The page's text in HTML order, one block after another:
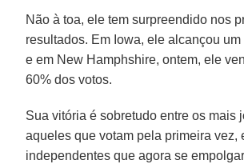
Não à toa, ele tem surpreendido nos
resultados. Em Iowa, ele alcançou
e em New Hamphshire, ontem, ele
60% dos votos.
Sua vitória é sobretudo entre os mais
aqueles que votam pela primeira vez,
independentes que agora se